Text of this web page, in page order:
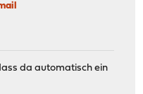
da automatisch ein